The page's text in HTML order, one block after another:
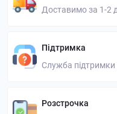
Доставимо за 1-2
Підтримка
Служба підтримки
Розстрочка